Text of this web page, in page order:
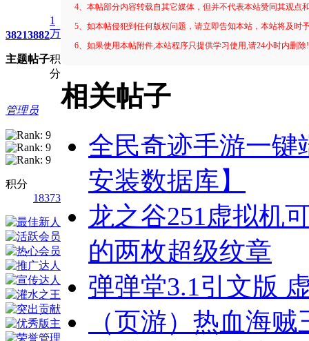
3821
主题
3882
帖子
1
万
积
分
管理员
积分
18373
4、本帖部分内容转载自其它媒体，但并不代表本站赞同其观点
5、如本帖侵犯到任何版权问题，请立即告知本站，本站将及时
6、如果使用本帖附件,本站程序只提供学习使用,请24小时内删
相关帖子
全民奇迹手游一键
安装数据库】
龙之谷251虚拟机
的两枚超级纹章
弹弹堂3.1引文版
（页游）热血海